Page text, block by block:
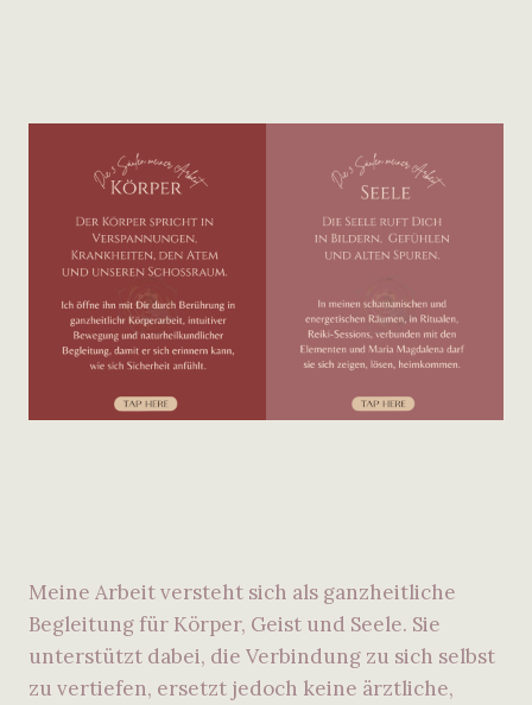
Meine Arbeit versteht sich als ganzheitliche
Begleitung für Körper, Geist und Seele. Sie
unterstützt dabei, die Verbindung zu sich selbst
zu vertiefen, ersetzt jedoch keine ärztliche,